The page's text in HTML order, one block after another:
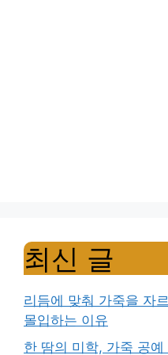
최신 글
리듬에 맞춰 가죽을 자
몰입하는 이유
한 땀의 미학, 가죽 공